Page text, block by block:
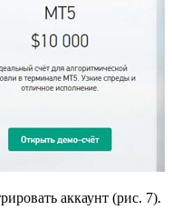
аккаунт (рис. 7).